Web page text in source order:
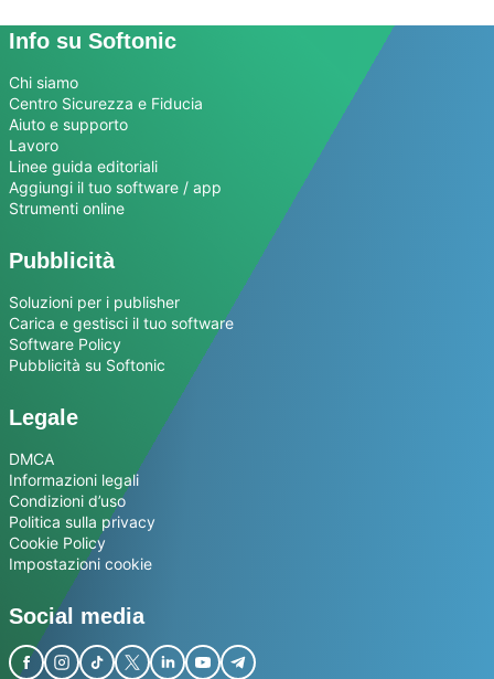
Info su Softonic
Chi siamo
Centro Sicurezza e Fiducia
Aiuto e supporto
Lavoro
Linee guida editoriali
Aggiungi il tuo software / app
Strumenti online
Pubblicità
Soluzioni per i publisher
Carica e gestisci il tuo software
Software Policy
Pubblicità su Softonic
Legale
DMCA
Informazioni legali
Condizioni d’uso
Politica sulla privacy
Cookie Policy
Impostazioni cookie
Social media